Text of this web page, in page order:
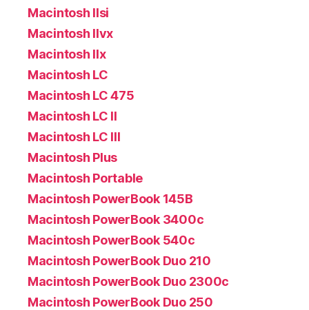
Macintosh IIsi
Macintosh IIvx
Macintosh IIx
Macintosh LC
Macintosh LC 475
Macintosh LC II
Macintosh LC III
Macintosh Plus
Macintosh Portable
Macintosh PowerBook 145B
Macintosh PowerBook 3400c
Macintosh PowerBook 540c
Macintosh PowerBook Duo 210
Macintosh PowerBook Duo 2300c
Macintosh PowerBook Duo 250